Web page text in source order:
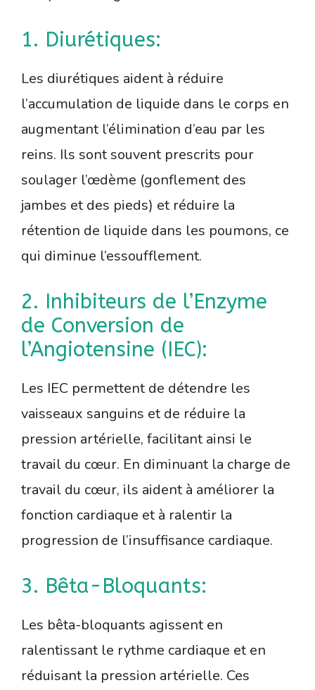
1. Diurétiques:
Les diurétiques aident à réduire
l’accumulation de liquide dans le corps en
augmentant l’élimination d’eau par les
reins. Ils sont souvent prescrits pour
soulager l’œdème (gonflement des
jambes et des pieds) et réduire la
rétention de liquide dans les poumons, ce
qui diminue l’essoufflement.
2. Inhibiteurs de l’Enzyme
de Conversion de
l’Angiotensine (IEC):
Les IEC permettent de détendre les
vaisseaux sanguins et de réduire la
pression artérielle, facilitant ainsi le
travail du cœur. En diminuant la charge de
travail du cœur, ils aident à améliorer la
fonction cardiaque et à ralentir la
progression de l’insuffisance cardiaque.
3. Bêta-Bloquants:
Les bêta-bloquants agissent en
ralentissant le rythme cardiaque et en
réduisant la pression artérielle. Ces